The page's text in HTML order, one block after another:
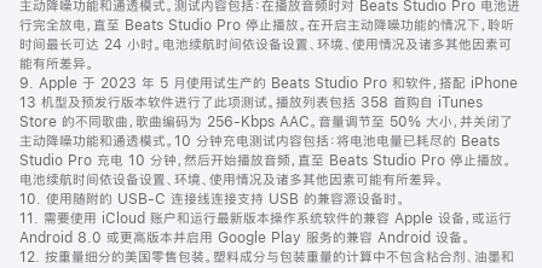
主动降噪功能和通透模式。测试内容包括：在播放音频时对 Beats Studio Pro 电池进
行完全放电，直至 Beats Studio Pro 停止播放。在开启主动降噪功能的情况下，聆听
时间最长可达 24 小时。电池续航时间依设备设置、环境、使用情况及诸多其他因素可
能有所差异。
9. Apple 于 2023 年 5 月使用试生产的 Beats Studio Pro 和软件，搭配 iPhone
13 机型及预发行版本软件进行了此项测试。播放列表包括 358 首购自 iTunes
Store 的不同歌曲，歌曲编码为 256-Kbps AAC。音量调节至 50% 大小，并关闭了
主动降噪功能和通透模式。10 分钟充电测试内容包括：将电池电量已耗尽的 Beats
Studio Pro 充电 10 分钟，然后开始播放音频，直至 Beats Studio Pro 停止播放。
电池续航时间依设备设置、环境、使用情况及诸多其他因素可能有所差异。
10. 使用随附的 USB-C 连接线连接支持 USB 的兼容源设备时。
11. 需要使用 iCloud 账户和运行最新版本操作系统软件的兼容 Apple 设备，或运行
Android 8.0 或更高版本并启用 Google Play 服务的兼容 Android 设备。
12. 按重量细分的美国零售包装。塑料成分与包装重量的计算中不包含粘合剂、油墨和